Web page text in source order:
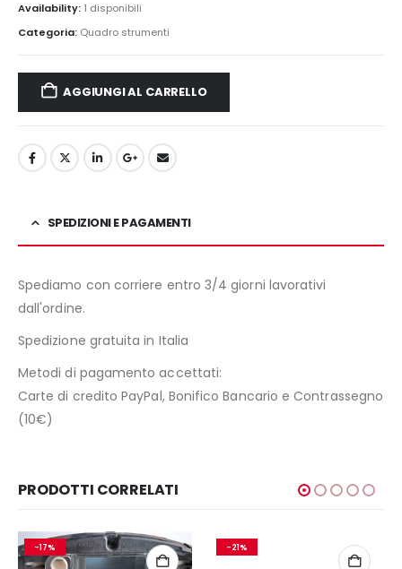
Availability: 1 disponibili
Categoria: Quadro strumenti
AGGIUNGI AL CARRELLO
SPEDIZIONI E PAGAMENTI
Spediamo con corriere entro 3/4 giorni lavorativi
dall'ordine.
Spedizione gratuita in Italia
Metodi di pagamento accettati:
Carte di credito PayPal, Bonifico Bancario e Contrassegno
(10€)
PRODOTTI CORRELATI
-17% -21%